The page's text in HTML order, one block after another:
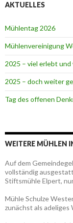
AKTUELLES
Mühlentag 2026
Mühlenvereinigung
2025 – viel erlebt
2025 – doch weiter
Tag des offenen
WEITERE MÜHLEN
Auf dem
vollständig
Stiftsmühle Elpert,
Mühle Schulze
zunächst als